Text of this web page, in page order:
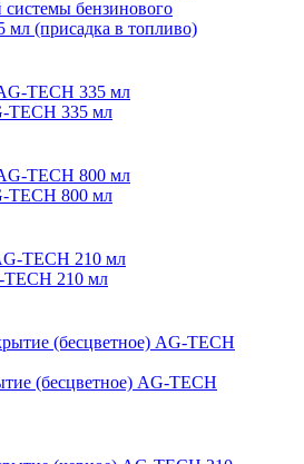
бензинового
мл (присадка в топливо)
TECH 335 мл
TECH 800 мл
TECH 210 мл
(бесцветное) AG-TECH